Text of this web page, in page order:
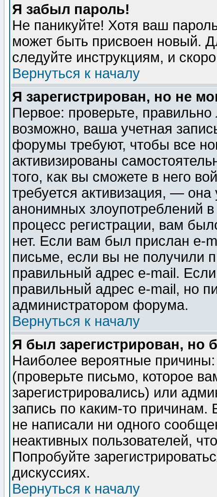
Я забыл пароль!
Не паникуйте! Хотя ваш
может быть присвоен новый.
следуйте инструкциям, и
Вернуться к началу
Я зарегистрирован, но не
Первое: проверьте,
возможно, ваша учетная
форумы требуют, чтобы все
активизированы
того, как вы сможете в него
требуется активизация, —
анонимных злоупотреблений
процесс регистрации, вам
нет. Если вам был прислан e-
письме, если вы не получили
правильный адрес e-mail.
правильный адрес e-mail, но
администратором форума.
Вернуться к началу
Я был зарегистрирован, но
Наиболее вероятные
(проверьте письмо, которое
зарегистрировались) или
запись по каким-то
не написали ни одного
неактивных пользователей,
Попробуйте
дискуссиях.
Вернуться к началу